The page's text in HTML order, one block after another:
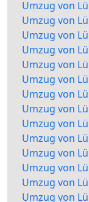
Umzug von
Umzug von
Umzug von
Umzug von
Umzug von
Umzug von
Umzug von
Umzug von
Umzug von
Umzug von
Umzug von
Umzug von
Umzug von
Umzug von